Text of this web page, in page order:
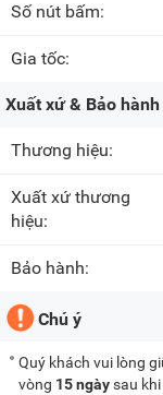
Số nút bấm:
Gia tốc:
Xuất xứ & Bảo hành
Thương hiệu:
Xuất xứ thương
hiệu:
Bảo hành:
Chú ý
Quý khách vui lòng
vòng 15 ngàysau